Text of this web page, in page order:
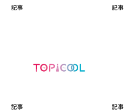
記事 記事
記事 記事